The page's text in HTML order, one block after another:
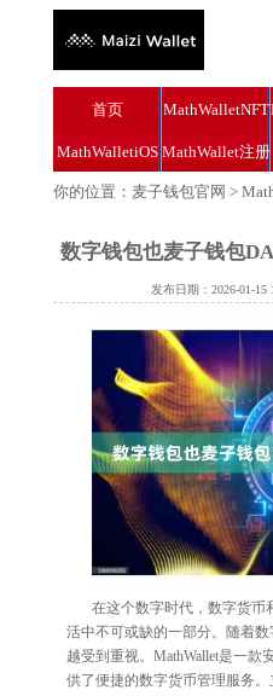
首页 MathWalletNFT
MathWalletiOS MathWallet注册
你的位置： 麦子钱包官网 >
数字钱包也麦子钱包
发布日期：2026-01-
在这个数字时代，数字货币
活中不可或缺的一部分。随着
越受到重视。MathWallet是一款
供了便捷的数字货币管理服务。